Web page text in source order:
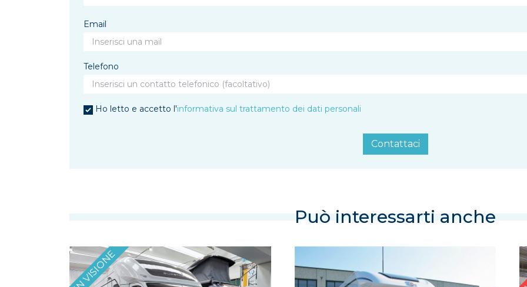
Email
Telefono
Ho letto e accetto l'informativa sul trattamento dei dati personali
Contattaci
Può interessarti anche
IN VISIONE